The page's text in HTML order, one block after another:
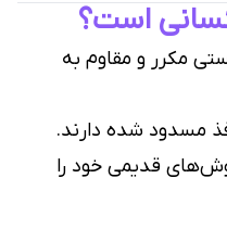
است؟
مکرر و مقاوم به
مسدود شده دارند.
قدیمی خود را